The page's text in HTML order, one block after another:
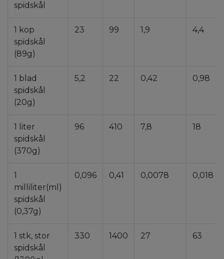
spidskål
1 kop
spidskål
(89g)
23 99 1,9 4,4
1 blad
spidskål
(20g)
5,2 22 0,42 0,98
1 liter
spidskål
(370g)
96 410 7,8 18
1
milliliter(ml)
spidskål
(0,37g)
0,096 0,41 0,0078 0,018
1 stk, stor
spidskål
330 1400 27 63